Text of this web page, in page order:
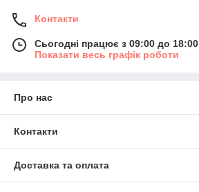
Контакти
Сьогодні працює з 09:00 до 18:00
Показати весь графік роботи
Про нас
Контакти
Доставка та оплата